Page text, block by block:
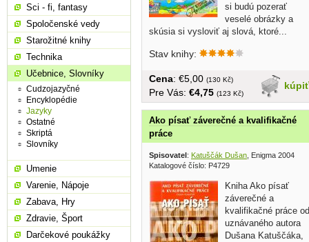
si budú pozerať
veselé obrázky a
skúsia si vysloviť aj slová, ktoré...
Stav knihy:
kúpiť
Cena: €5,00 (130 Kč)
Pre Vás: €4,75 (123 Kč)
Ako písať záverečné a kvalifikačné
práce
Spisovatel : Katuščák Dušan , Enigma 2004
Katalogové číslo: P4729
Kniha Ako písať
záverečné a
kvalifikačné práce od
uznávaného autora
Dušana Katuščáka,
Sci - fi, fantasy
Spoločenské vedy
Starožitné knihy
Technika
Učebnice, Slovníky
Cudzojazyčné
Encyklopédie
Jazyky
Ostatné
Skriptá
Slovníky
Umenie
Varenie, Nápoje
Zabava, Hry
Zdravie, Šport
Darčekové poukážky